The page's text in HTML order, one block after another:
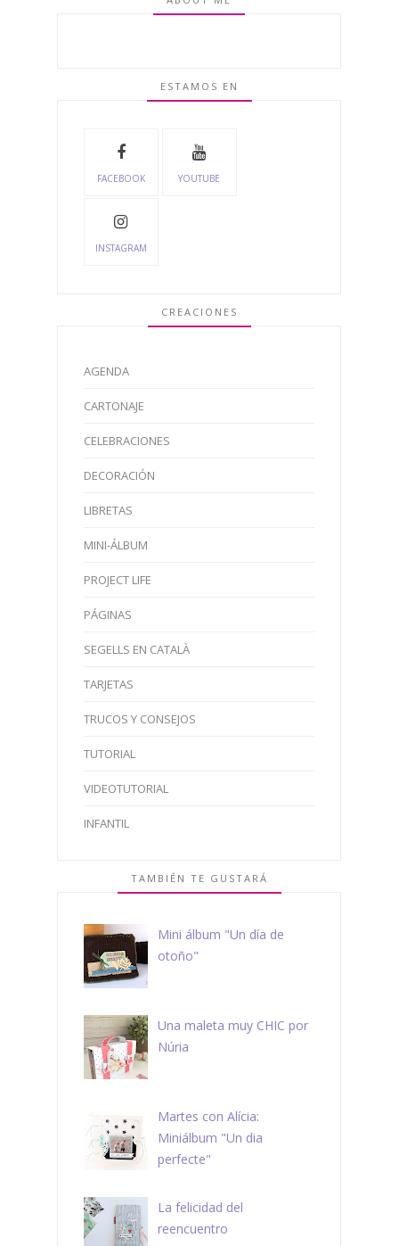
ESTAMOS EN
FACEBOOK YOUTUBE
INSTAGRAM
CREACIONES
AGENDA
CARTONAJE
CELEBRACIONES
DECORACIÓN
LIBRETAS
MINI-ÁLBUM
PROJECT LIFE
PÁGINAS
SEGELLS EN CATALÀ
TARJETAS
TRUCOS Y CONSEJOS
TUTORIAL
VIDEOTUTORIAL
INFANTIL
TAMBIÉN TE GUSTARÁ
Mini álbum "Un día de
otoño"
Una maleta muy CHIC por
Núria
Martes con Alícia:
Miniálbum "Un dia
perfecte"
La felicidad del
reencuentro